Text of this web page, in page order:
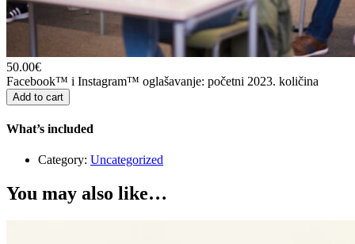
50.00€
Facebook™ i Instagram™ oglašavanje: početni 2023. količina
Add to cart
What’s included
Category: Uncategorized
You may also like…